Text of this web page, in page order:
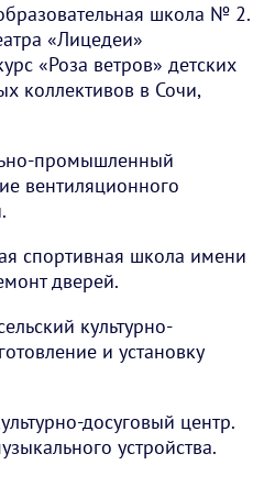
школа № 2.
«Лицедеи»
«Роза ветров» детских
коллективов в Сочи,
промышленный
вентиляционного
спортивная школа имени
дверей.
культурно-
и установку
досуговый центр.
устройства.